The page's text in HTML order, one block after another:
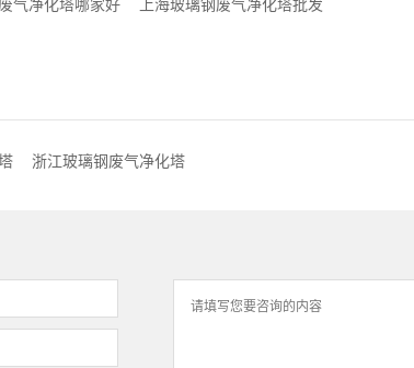
气净化塔哪家好 上海玻璃钢废气净化塔批发
浙江玻璃钢废气净化塔